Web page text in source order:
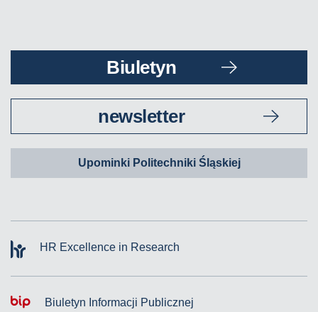
Biuletyn
newsletter
Upominki Politechniki Śląskiej
HR Excellence in Research
Biuletyn Informacji Publicznej